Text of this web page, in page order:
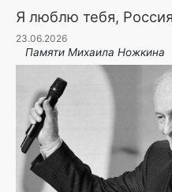
Я люблю тебя, Россия
23.06.2026
Памяти Михаила Ножкина